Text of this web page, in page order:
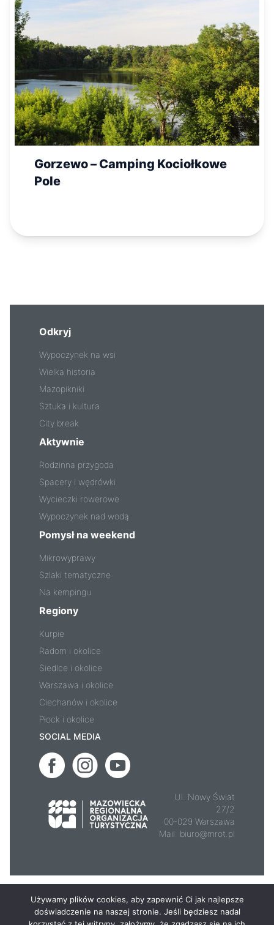
Gorzewo – Camping Kociołkowe
Pole
Odkryj
Wypoczynek na wsi
Wielka historia
Mazopikniki
Sztuka i kultura
City break
Aktywnie
Rodzinna przygoda
Spacery i wędrówki
Wycieczki rowerowe
Wypoczynek nad wodą
Pomysł na weekend
Mikrowyprawy
Szlaki tematyczne
Na kempingu
Regiony
Kurpie
Radom i okolice
Siedlce i okolice
Warszawa i okolice
Ciechanów i okolice
Płock i okolice
SOCIAL MEDIA
Ul. Nowy Świat
27/2
00-029 Warszawa
Mail: biuro@mrot.pl
Używamy plików cookies, aby zapewnić Ci jak najlepsze
doświadczenie na naszej stronie. Jeśli będziesz nadal